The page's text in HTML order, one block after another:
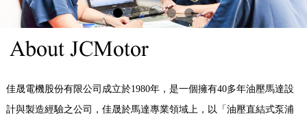
佳晟電機股份有限公司成立於1980年，是一個擁有40多年油壓馬達設
計與製造經驗之公司，佳晟於馬達專業領域上，以「油壓直結式泵浦